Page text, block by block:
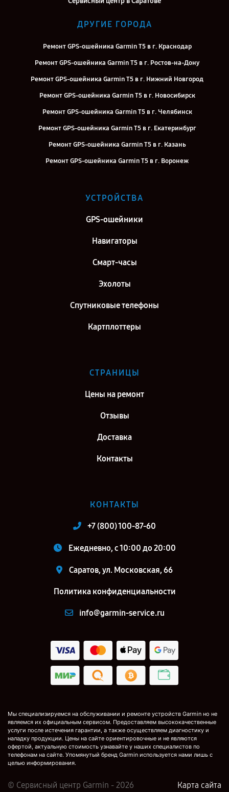
ДРУГИЕ ГОРОДА
Ремонт GPS-ошейника Garmin T5 в г. Краснодар
Ремонт GPS-ошейника Garmin T5 в г. Ростов-на-Дону
Ремонт GPS-ошейника Garmin T5 в г. Нижний Новгород
Ремонт GPS-ошейника Garmin T5 в г. Новосибирск
Ремонт GPS-ошейника Garmin T5 в г. Челябинск
Ремонт GPS-ошейника Garmin T5 в г. Екатеринбург
Ремонт GPS-ошейника Garmin T5 в г. Казань
Ремонт GPS-ошейника Garmin T5 в г. Воронеж
Ремонт GPS-ошейника Garmin T5 в г. Киров
УСТРОЙСТВА
GPS-ошейники
Навигаторы
Смарт-часы
Эхолоты
Спутниковые телефоны
Картплоттеры
СТРАНИЦЫ
Цены на ремонт
Отзывы
Доставка
Контакты
КОНТАКТЫ
+7 (800) 100-87-60
Ежедневно, с 10:00 до 20:00
Саратов, ул. Московская, 66
Политика конфиденциальности
info@garmin-service.ru
Мы специализируемся на обслуживании и ремонте устройств Garmin но не
являемся их официальным сервисом. Предоставляем высококачественные
услуги после истечения гарантии, а также осуществляем диагностику и
наладку продукции. Цены на сайте ориентировочные и не являются
офертой, актуальную стоимость узнавайте у наших специалистов по
телефонам на сайте. Упомянутый бренд Garmin используется нами лишь с
целью информирования.
© Сервисный центр Garmin - 2026 Карта сайта